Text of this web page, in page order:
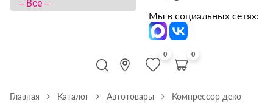
Мы в социальных сетях:
0 0
Главная Каталог Автотовары Компрессор деко